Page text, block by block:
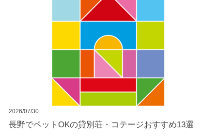
2026/07/30
長野でペットOKの貸別荘・コテージおすすめ13選